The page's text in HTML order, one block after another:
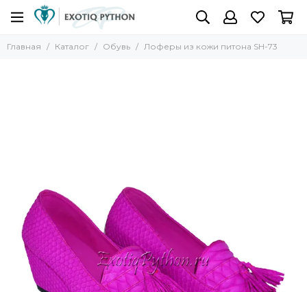
Главная Каталог Обувь Лоферы из кожи питона SH-73